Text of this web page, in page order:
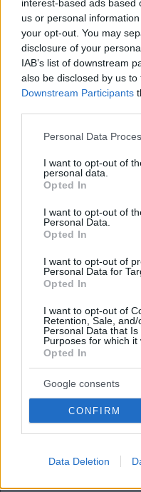
interest-based ads based
us or personal
your opt-out. You may
disclosure of your
IAB’s list of downstream
also be disclosed by us
Downstream Participants
Please note that this
not limited to your visit or
grant or deny consent to
use your data for below
consent section.
Personal Data
I want to opt-out of
personal data.
Opted In
I want to opt-out of
Personal Data.
Opted In
I want to opt-out of
Personal Data for
Opted In
I want to opt-out of
Retention, Sale,
Personal Data that
Purposes for which it
Opted In
Google consents
CONFIRM
Data Deletion
superamento del soggiorno.
di frontiera nazionali ed
per aiutare a prevenire e
funzionari dell’Unione
conforme ai rigorosi standard
Prime esperienze e aspettative
Durante la fase di test, il
tra cui persone ritenute a
ritardi potrebbero continuare
Immagine in evidenza: Daily
categoria turismo
Leave a Reply
Your email address will not be
Name*
Email
Website